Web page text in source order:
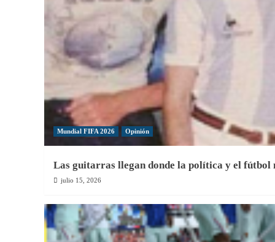
Mundial FIFA 2026 Opinión
Las guitarras llegan donde la política y el fútbol
julio 15, 2026